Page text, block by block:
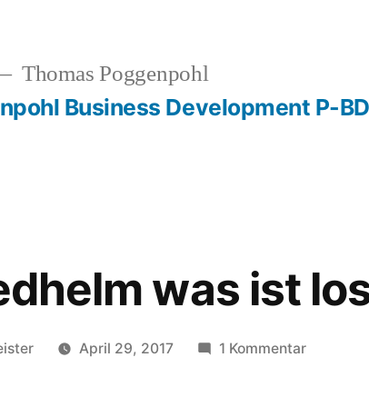
Thomas Poggenpohl
Business Development P-BD
was ist
April 29, 2017 1 Kommentarzu